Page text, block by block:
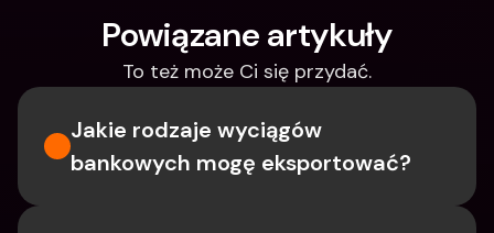
Powiązane artykuły
To też może Ci się przydać.
Jakie rodzaje wyciągów
bankowych mogę eksportować?